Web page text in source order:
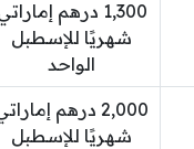
1,300 درهم
شهريًا للإسطبل
الواحد
2,000 درهم
شهريًا للإسطبل